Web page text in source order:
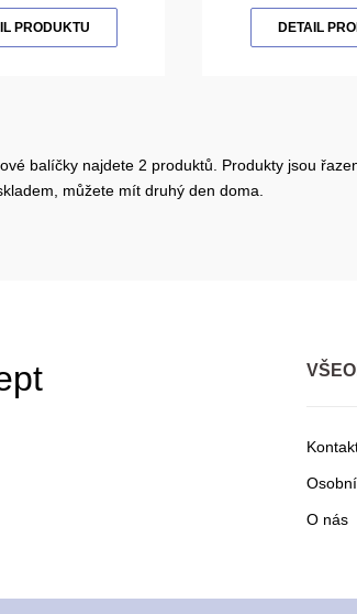
PRODUKTU DETAIL
balíčky najdete 2 produktů. Produkty jsou
můžete mít druhý den doma.
O nás